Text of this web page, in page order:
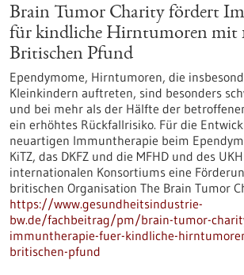
Brain Tumor Charity fördert
für kindliche Hirntumoren mit
Britischen Pfund
Ependymome, Hirntumoren, die
Kleinkindern auftreten, sind besonders
und bei mehr als der Hälfte der
ein erhöhtes Rückfallrisiko. Für die
neuartigen Immuntherapie beim
KiTZ, das DKFZ und die MFHD und des
internationalen Konsortiums eine
britischen Organisation The Brain Tumor
https://www.gesundheitsindustrie-
bw.de/fachbeitrag/pm/brain-tumor-
immuntherapie-fuer-kindliche-
britischen-pfund